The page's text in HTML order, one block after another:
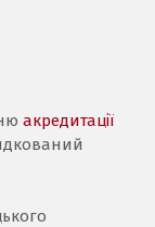
акредитації